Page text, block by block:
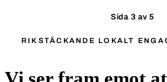
Sida 3 av 5
RIKSTÄCKANDE LOKALT